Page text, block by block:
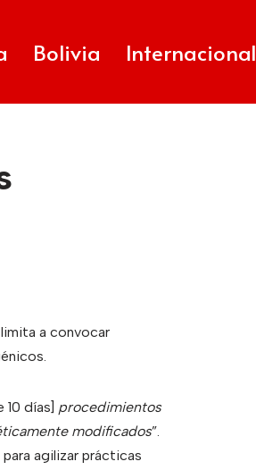
Bolivia Internacional
a convocar
10 días] procedimientos
modificados”.
agilizar prácticas